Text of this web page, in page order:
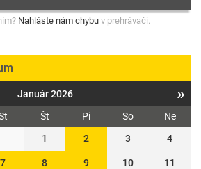
Nahláste nám chybu v prehrávači.
Január 2026 »
Št Pi So
Ne
1
2 3 4
7 8 9 10 11